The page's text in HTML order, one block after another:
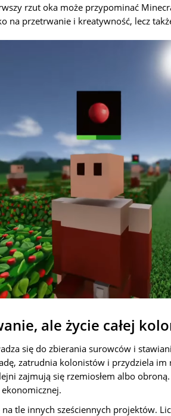
rzut oka może przypominać
na przetrwanie i kreatywność, lecz
ale życie całej
się do zbierania surowców i
zatrudnia kolonistów i przydziela
zajmują się rzemiosłem albo
na tle innych sześciennych projektów.